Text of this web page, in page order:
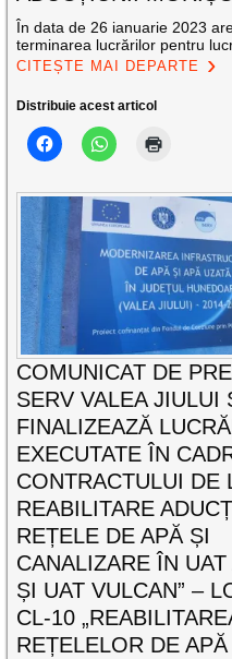
În data de 26 ianuarie 2023
terminarea lucrărilor pentru
CITEȘTE MAI DEPARTE
Distribuie acest articol
COMUNICAT DE
SERV VALEA JIULUI
FINALIZEAZĂ
EXECUTATE ÎN
CONTRACTULUI DE
REABILITARE
REȚELE DE APĂ ȘI
CANALIZARE ÎN
ȘI UAT VULCAN” –
CL-10
REȚELELOR DE APĂ